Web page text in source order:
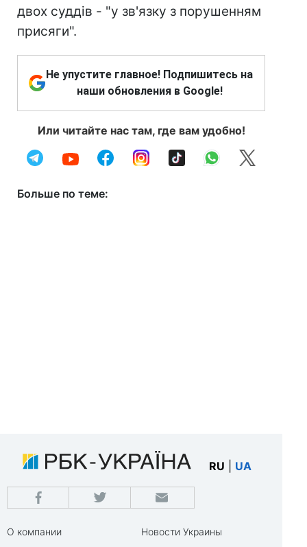
двох суддів - "у зв'язку з порушенням
присяги".
Не упустите главное! Подпишитесь на
наши обновления в Google!
Или читайте нас там, где вам удобно!
Больше по теме:
RU UA
О компании
Новости Украины